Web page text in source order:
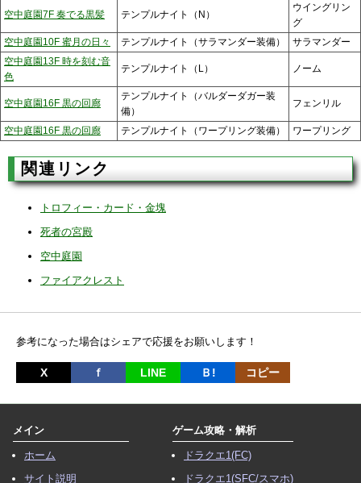
空中庭園7F 奏でる黒髪 テンプルナイト（N）
ウイングリン
グ
空中庭園10F 蜜月の日々
テンプルナイト（サラマンダー装備）
サラマンダー
空中庭園13F 時を刻む音
色
テンプルナイト（L） ノーム
空中庭園16F 黒の回廊
テンプルナイト（バルダーダガー装
備）
フェンリル
空中庭園16F 黒の回廊 テンプルナイト（ワープリング装備） ワープリング
関連リンク
トロフィー・カード・金塊
死者の宮殿
空中庭園
ファイアクレスト
参考になった場合はシェアで応援をお願いします！
X ｆ LINE Ｂ! コピー
メイン
ホーム
サイト説明
ゲーム攻略・解析
ドラクエ1(FC)
ドラクエ1(SFC/スマホ)